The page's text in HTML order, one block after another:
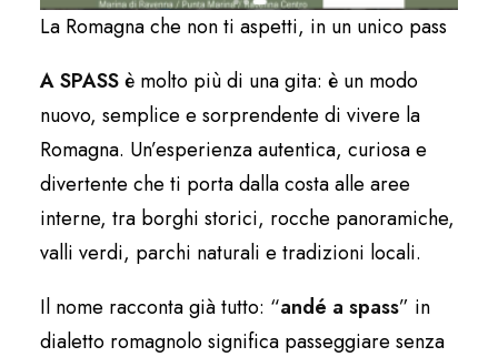
La Romagna che non ti aspetti, in un unico pass
A SPASSè molto più di una gita: è un modo
nuovo, semplice e sorprendente di vivere la
Romagna. Un’esperienza autentica, curiosa e
divertente che ti porta dalla costa alle aree
interne, tra borghi storici, rocche panoramiche,
valli verdi, parchi naturali e tradizioni locali.
Il nome racconta già tutto: “andé a spass” in
dialetto romagnolo significa passeggiare senza